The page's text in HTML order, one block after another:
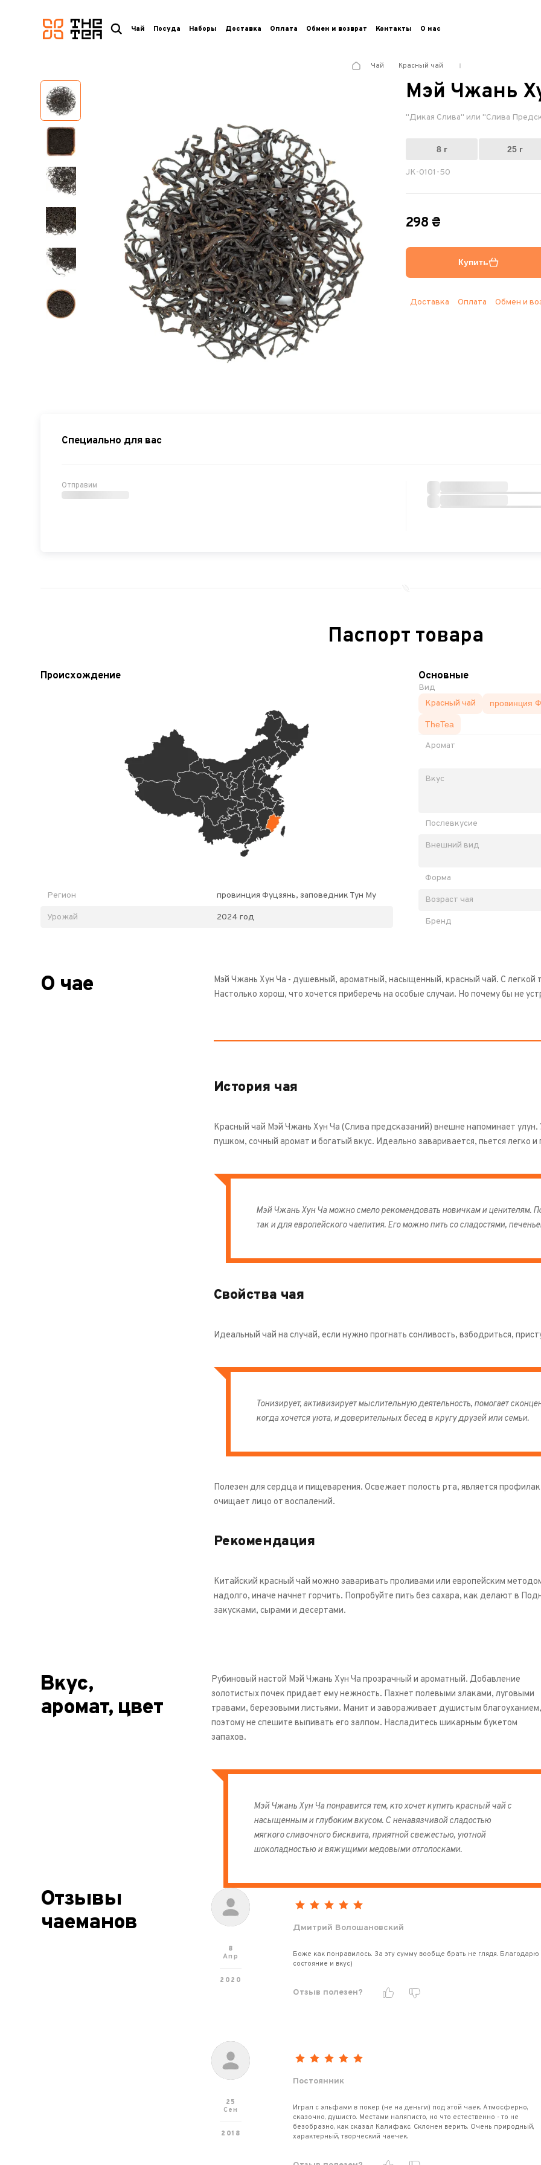
логотип
Чай Посуда Наборы Доставка Оплата Обмен и возврат Контакты О нас
Чай Красный чай
Мэй Чжань
"Дикая Слива" или "Слива
8 г 25 г
JK-0101-50
298 ₴
Купить
Доставка Оплата Обмен и
Специально для вас
Отправим
Паспорт товара
Происхождение
Регион провинция Фуцзянь, заповедник Тун Му
Урожай 2024 год
Основные
Вид
Красный чай
провинция
TheTea
Аромат
Вкус
Послевкусие
Внешний вид
Форма
Возраст чая
Бренд
О чае
Мэй Чжань Хун Ча - душевный, ароматный, насыщенный, красный чай. С легкой
Настолько хорош, что хочется приберечь на особые случаи. Но почему бы не
История чая
Красный чай Мэй Чжань Хун Ча (Слива предсказаний) внешне напоминает
пушком, сочный аромат и богатый вкус. Идеально заваривается, пьется легко и
Мэй Чжань Хун Ча можно смело рекомендовать новичкам и ценителям.
так и для европейского чаепития. Его можно пить со сладостями,
Свойства чая
Идеальный чай на случай, если нужно прогнать сонливость, взбодриться,
Тонизирует, активизирует мыслительную деятельность, помогает
когда хочется уюта, и доверительных бесед в кругу друзей или семьи.
Полезен для сердца и пищеварения. Освежает полость рта, является
очищает лицо от воспалений.
Рекомендация
Китайский красный чай можно заваривать проливами или европейским
надолго, иначе начнет горчить. Попробуйте пить без сахара, как делают в
закусками, сырами и десертами.
Вкус,
аромат, цвет
Рубиновый настой Мэй Чжань Хун Ча прозрачный и ароматный. Добавление
золотистых почек придает ему нежность. Пахнет полевыми злаками, луговыми
травами, березовыми листьями. Манит и завораживает душистым благоуханием,
поэтому не спешите выпивать его залпом. Насладитесь шикарным букетом
запахов.
Мэй Чжань Хун Ча понравится тем, кто хочет купить красный чай с
насыщенным и глубоким вкусом. С ненавязчивой сладостью
мягкого сливочного бисквита, приятной свежестью, уютной
шоколадностью и вяжущими медовыми отголосками.
Отзывы
чаеманов
8
Апр
2020
Дмитрий Волошановский
Боже как понравилось. За эту сумму вообще брать не глядя. Благодарю
состояние и вкус)
Отзыв полезен?
25
Сен
2018
Постоянник
Играл с эльфами в покер (не на деньги) под этой чаек. Атмосферно,
сказочно, душисто. Местами наляписто, но что естественно - то не
безобразно, как сказал Калифакс. Склонен верить. Очень природный,
характерный, творческий чаечек.